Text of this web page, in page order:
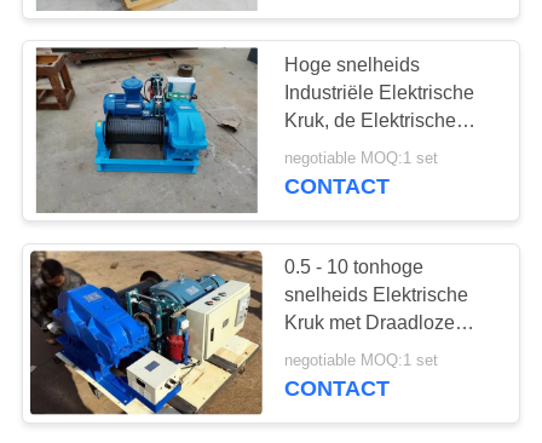
FABRIEKSREIS
KWALITEITSCONTROLE
CONTACTEER
ONS
VERZOEK
OM
EEN
CITAAT
Europese
Luchtkraan
43
workshop
luchtkraan
Hoge snelheids
Industriële Elektrische
Kruk, de Elektrische
Kruk van de Draadkabel
2 Ton met
negotiable MOQ:1 set
CONTACT
0.5 - 10 tonhoge
snelheids Elektrische
Kruk met Draadloze
Afstandsbediening 380V
50Hz
negotiable MOQ:1 set
CONTACT